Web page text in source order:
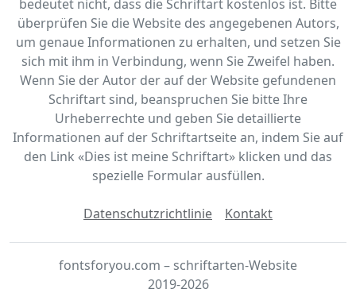
bedeutet nicht, dass die Schriftart kostenlos ist. Bitte
überprüfen Sie die Website des angegebenen Autors,
um genaue Informationen zu erhalten, und setzen Sie
sich mit ihm in Verbindung, wenn Sie Zweifel haben.
Wenn Sie der Autor der auf der Website gefundenen
Schriftart sind, beanspruchen Sie bitte Ihre
Urheberrechte und geben Sie detaillierte
Informationen auf der Schriftartseite an, indem Sie auf
den Link «‎Dies ist meine Schriftart» klicken und das
spezielle Formular ausfüllen.
Datenschutzrichtlinie Kontakt
fontsforyou.com – schriftarten-Website
2019-2026